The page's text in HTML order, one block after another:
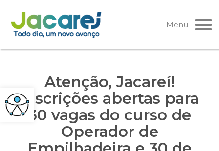
Pular
para
o
Menu
Atenção, Jacareí!
Inscrições abertas para
30 vagas do curso de
Operador de